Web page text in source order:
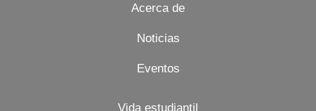
Acerca de
Noticias
Eventos
Vida estudiantil